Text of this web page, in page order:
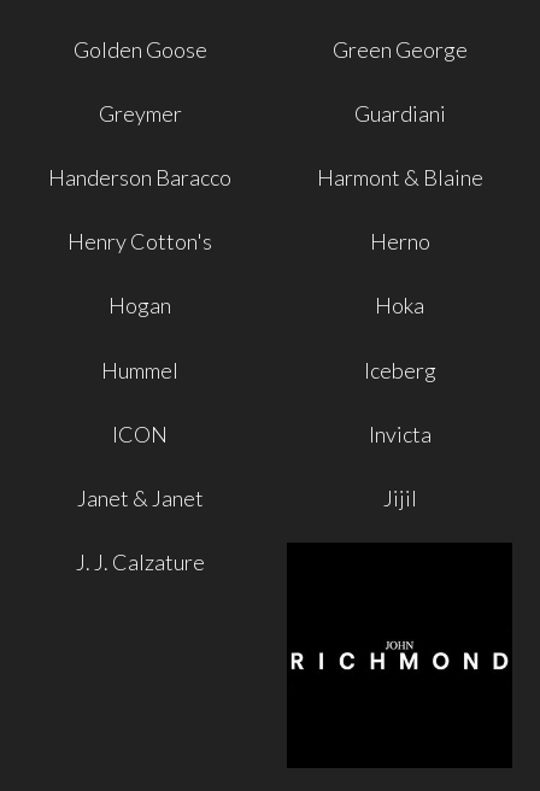
Golden Goose Green George
Greymer Guardiani
Handerson Baracco Harmont & Blaine
Henry Cotton's Herno
Hogan Hoka
Hummel Iceberg
ICON Invicta
Janet & Janet Jijil
J. J. Calzature